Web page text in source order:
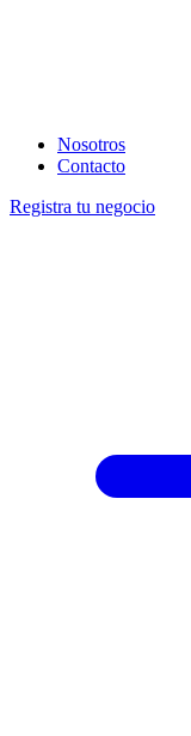
Nosotros
Contacto
Registra tu negocio